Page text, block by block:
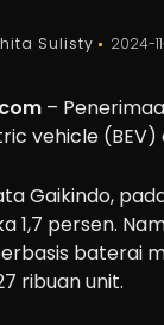
Sulisty 2024-
–
vehicle (BEV)
Gaikindo,
1,7 persen.
baterai
ribuan unit.